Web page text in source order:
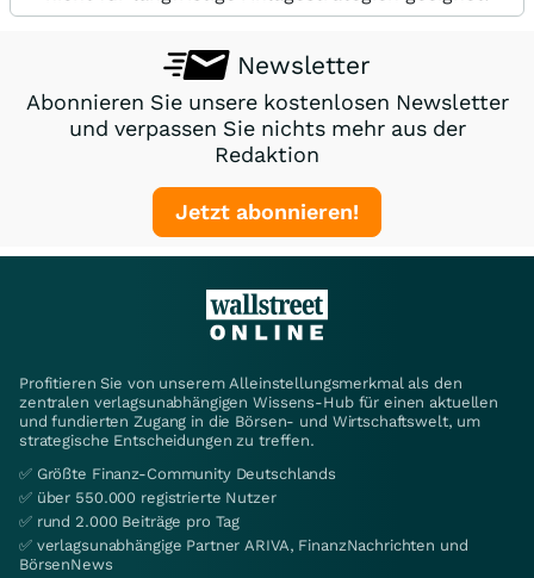
Newsletter
Abonnieren Sie unsere kostenlosen Newsletter
und verpassen Sie nichts mehr aus der
Redaktion
Jetzt abonnieren!
Profitieren Sie von unserem Alleinstellungsmerkmal als den
zentralen verlagsunabhängigen Wissens-Hub für einen aktuellen
und fundierten Zugang in die Börsen- und Wirtschaftswelt, um
strategische Entscheidungen zu treffen.
✅ Größte Finanz-Community Deutschlands
✅ über 550.000 registrierte Nutzer
✅ rund 2.000 Beiträge pro Tag
✅ verlagsunabhängige Partner ARIVA, FinanzNachrichten und
BörsenNews